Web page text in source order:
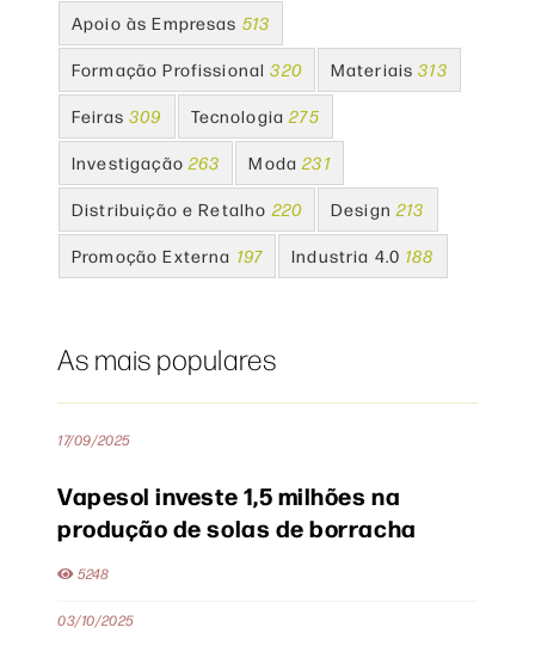
Apoio às Empresas 513
Formação Profissional 320 Materiais 313
Feiras 309 Tecnologia 275
Investigação 263 Moda 231
Distribuição e Retalho 220 Design 213
Promoção Externa 197 Industria 4.0 188
As mais populares
17/09/2025
Vapesol investe 1,5 milhões na
produção de solas de borracha
5248
03/10/2025